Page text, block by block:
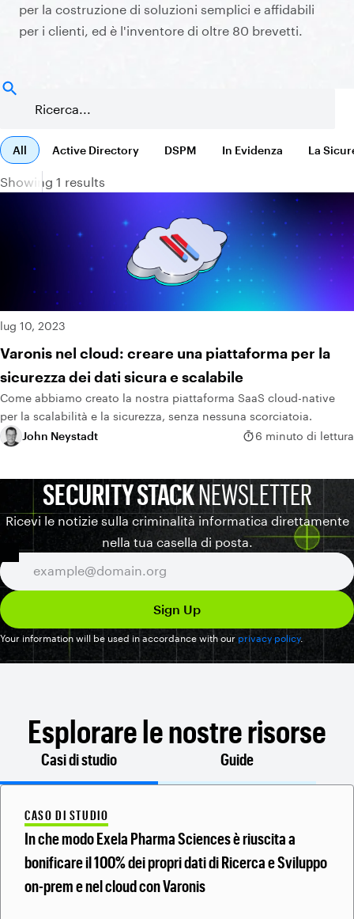
per la costruzione di soluzioni semplici e affidabili
per i clienti, ed è l'inventore di oltre 80 brevetti.
All Active Directory DSPM In Evidenza La
Showing 1 results
lug 10, 2023
Varonis nel cloud: creare una piattaforma per la
sicurezza dei dati sicura e scalabile
Come abbiamo creato la nostra piattaforma SaaS cloud-native
per la scalabilità e la sicurezza, senza nessuna scorciatoia.
John Neystadt
6 minuto di lettura
SECURITY STACKNEWSLETTER
Ricevi le notizie sulla criminalità informatica direttamente
nella tua casella di posta.
Your information will be used in accordance with our privacy policy.
Esplorare le nostre risorse
Casi di studio Guide
CASO DI STUDIO
In che modo Exela Pharma Sciences è riuscita a
bonificare il 100% dei propri dati di Ricerca e Sviluppo
on-prem e nel cloud con Varonis